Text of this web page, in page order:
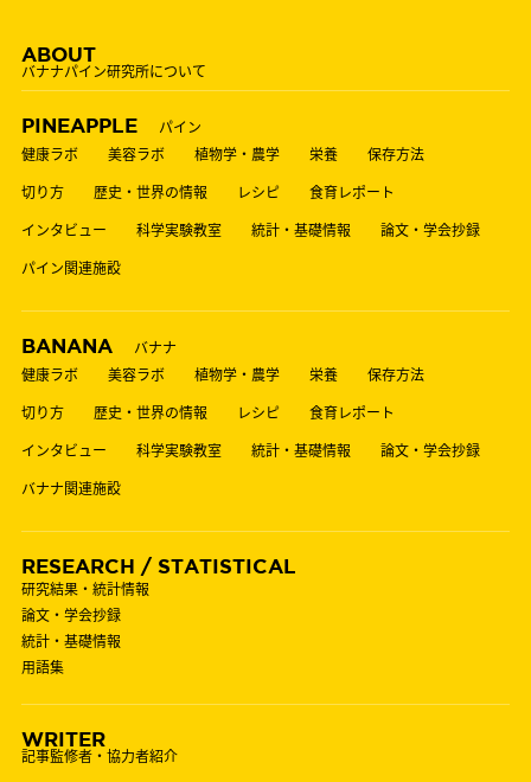
ABOUT
バナナパイン研究所について
PINEAPPLE
パイン
健康ラボ
美容ラボ 植物学・農学 栄養
保存方法
切り方
歴史・世界の情報 レシピ
食育レポート
インタビュー
科学実験教室 統計・基礎情報
論文・学会抄録
パイン関連施設
BANANA
バナナ
健康ラボ
美容ラボ 植物学・農学 栄養
保存方法
切り方
歴史・世界の情報 レシピ
食育レポート
インタビュー
科学実験教室 統計・基礎情報
論文・学会抄録
バナナ関連施設
RESEARCH / STATISTICAL
研究結果・統計情報
論文・学会抄録
統計・基礎情報
用語集
WRITER
記事監修者・協力者紹介